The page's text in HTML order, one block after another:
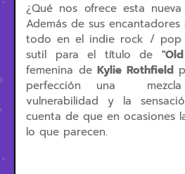
¿Qué nos ofrece esta
Además de sus
todo en el indie rock / pop
sutil para el título de
femenina deKylie Rothfield
perfección una mezcla
vulnerabilidad y la
cuenta de que en ocasiones
lo que parecen.